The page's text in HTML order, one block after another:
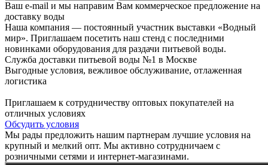
Ваш e-mail и мы направим Вам коммерческое предложение на
доставку воды
Наша компания — постоянный участник выставки «Водный
мир». Приглашаем посетить наш стенд с последними
новинками оборудования для раздачи питьевой воды.
Служба доставки питьевой воды №1 в Москве
Выгодные условия, вежливое обслуживание, отлаженная
логистика
Приглашаем к сотрудничеству оптовых покупателей на
отличных условиях
Обсудить условия
Мы рады предложить нашим партнерам лучшие условия на
крупный и мелкий опт. Мы активно сотрудничаем с
розничными сетями и интернет-магазинами.